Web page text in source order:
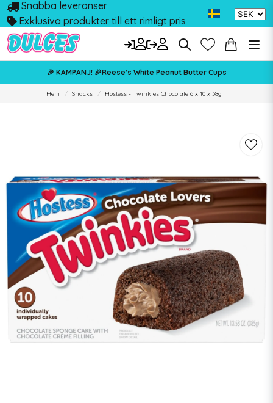
Snabba leveranser
Exklusiva produkter till ett rimligt pris
🎉 KAMPANJ! 🎉Reese's White Peanut Butter Cups
Hem Snacks Hostess - Twinkies Chocolate 6 x 10 x 38g